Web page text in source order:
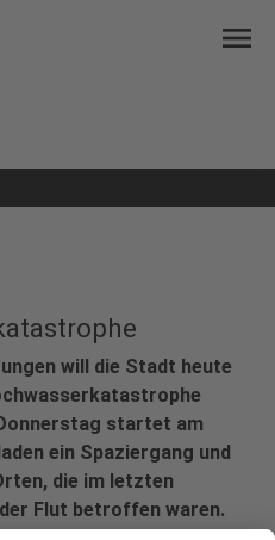
menu
will die Stadt heute
startet am
ein Spaziergang und
die im letzten
Flut betroffen waren.